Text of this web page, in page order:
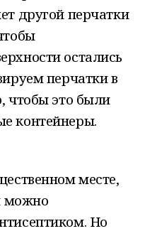
другой перчатки
остались
перчатки в
чтобы это были
контейнеры.
месте,
можно
Но